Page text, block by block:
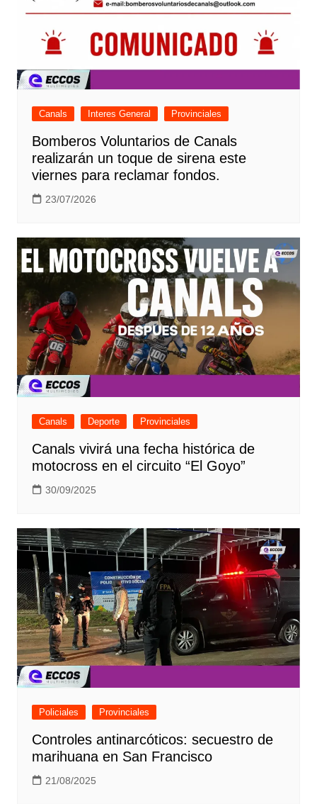
Canals Interes General Provinciales
Bomberos Voluntarios de Canals
realizarán un toque de sirena este
viernes para reclamar fondos.
23/07/2026
Canals Deporte Provinciales
Canals vivirá una fecha histórica de
motocross en el circuito “El Goyo”
30/09/2025
Policiales Provinciales
Controles antinarcóticos: secuestro de
marihuana en San Francisco
21/08/2025